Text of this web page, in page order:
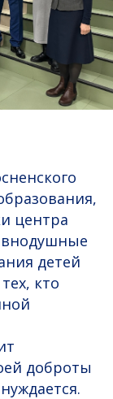
центра
детей
кто
доброты